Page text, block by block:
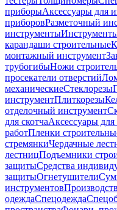
приборыАксессуары для
приборовРазметочный
инструменты
карандаши строительные
монтажный инструмент
трубогибыНожи
просекатели отверстий
механическиеСтеклорезы
инструментПлиткорезы
отделочный инструмент
для скотчаАксессуары
работПленки
стремянкиЧердачные
лестницПодъемники
защитыСредства
защитыОгнетушители
инструментов
одеждаСпецодежда